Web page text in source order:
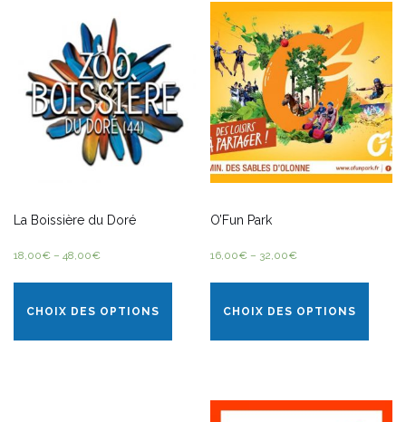
La Boissière du Doré
18,00€ – 48,00€
CHOIX DES OPTIONS
O’Fun Park
16,00€ – 32,00€
CHOIX DES OPTIONS